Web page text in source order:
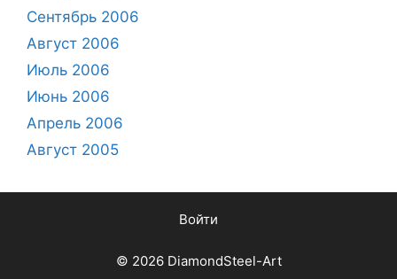
Сентябрь 2006
Август 2006
Июль 2006
Июнь 2006
Апрель 2006
Август 2005
Войти
© 2026 DiamondSteel-Art